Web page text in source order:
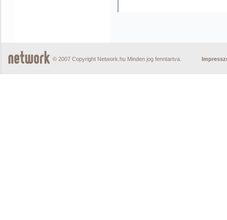
© 2007 Copyright Network.hu Minden jog fenntartva.